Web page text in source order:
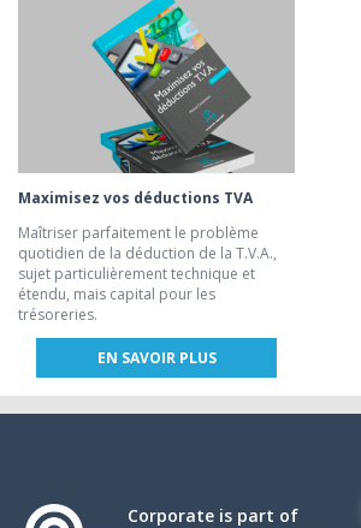
Maximisez vos déductions TVA
Maîtriser parfaitement le problème
quotidien de la déduction de la T.V.A.,
sujet particulièrement technique et
étendu, mais capital pour les
trésoreries.
EN SAVOIR PLUS
Corporate is part of